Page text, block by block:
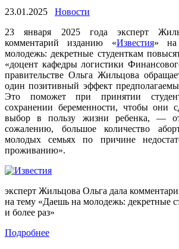
23.01.2025
Новости
23 января 2025 года эксперт
комментарий изданию «Известия» на
молодежь: декретные студенткам
«доцент кафедры логистики
правительстве Ольга Жильцова
один позитивный эффект
Это поможет при принятии
сохранении беременности, чтобы они
выбор в пользу жизни ребенка, —
сожалению, большое количество
молодых семьях по причине
проживанию».
эксперт Жильцова Ольга дала
на тему «Даешь на молодежь: декретные
и более раз»
Подробнее